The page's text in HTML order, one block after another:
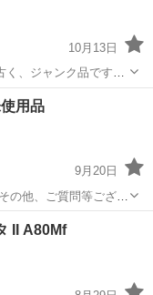
10月13日
く、ジャンク品です。
三脚等はありません。
る、 どうにかできる
鏡
用品
9月20日
II A80Mf